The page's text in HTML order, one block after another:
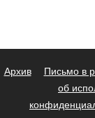
Архив Письмо в
об